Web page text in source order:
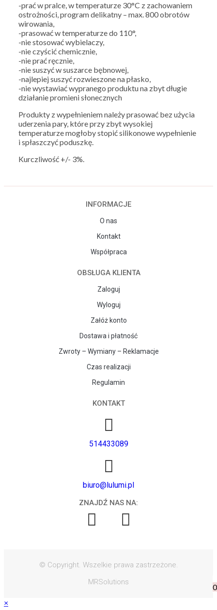
-prać w pralce, w temperaturze 30°C z zachowaniem
ostrożności, program delikatny – max. 800 obrotów
wirowania,
-prasować w temperaturze do 110°,
-nie stosować wybielaczy,
-nie czyścić chemicznie,
-nie prać ręcznie,
-nie suszyć w suszarce bębnowej,
-najlepiej suszyć rozwieszone na płasko,
-nie wystawiać wypranego produktu na zbyt długie
działanie promieni słonecznych
Produkty z wypełnieniem należy prasować bez użycia
uderzenia pary, które przy zbyt wysokiej
temperaturze mogłoby stopić silikonowe wypełnienie
i spłaszczyć poduszkę.
Kurczliwość +/- 3%.
INFORMACJE
O nas
Kontakt
Współpraca
OBSŁUGA KLIENTA
Zaloguj
Wyloguj
Załóż konto
Dostawa i płatność
Zwroty – Wymiany – Reklamacje
Czas realizacji
Regulamin
KONTAKT
514433089
biuro@lulumi.pl
ZNAJDŹ NAS NA:
© Copyright. Wszelkie prawa zastrzeżone.
MRSolutions
0
×